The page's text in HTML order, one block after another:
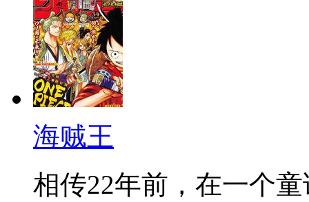
海贼王
相传22年前，在一个